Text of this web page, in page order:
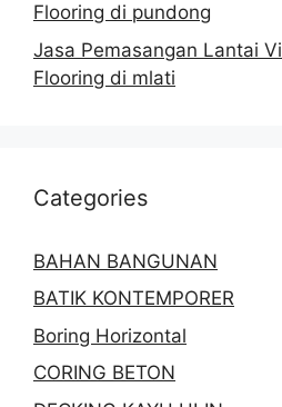
Flooring di pundong
Jasa Pemasangan Lantai
Flooring di mlati
Categories
BAHAN BANGUNAN
BATIK KONTEMPORER
Boring Horizontal
CORING BETON